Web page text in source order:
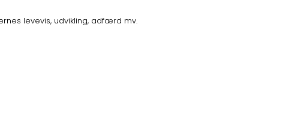
levevis, udvikling, adfærd mv.